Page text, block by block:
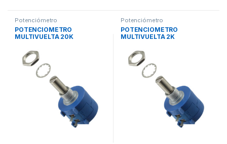
Potenciómetro
POTENCIOMETRO
MULTIVUELTA 20K
Potenciómetro
POTENCIOMETRO
MULTIVUELTA 2K